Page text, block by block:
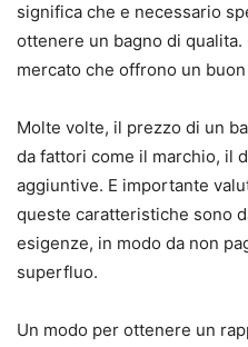
significa che e necessario
ottenere un bagno di
mercato che offrono un
Molte volte, il prezzo di un
da fattori come il marchio, il
aggiuntive. E importante
queste caratteristiche sono
esigenze, in modo da non
superfluo.
Un modo per ottenere un